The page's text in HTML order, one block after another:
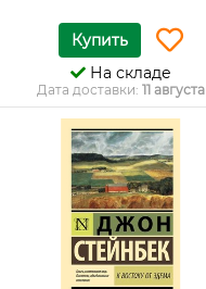
Купить
На складе
Дата доставки: 11 августа